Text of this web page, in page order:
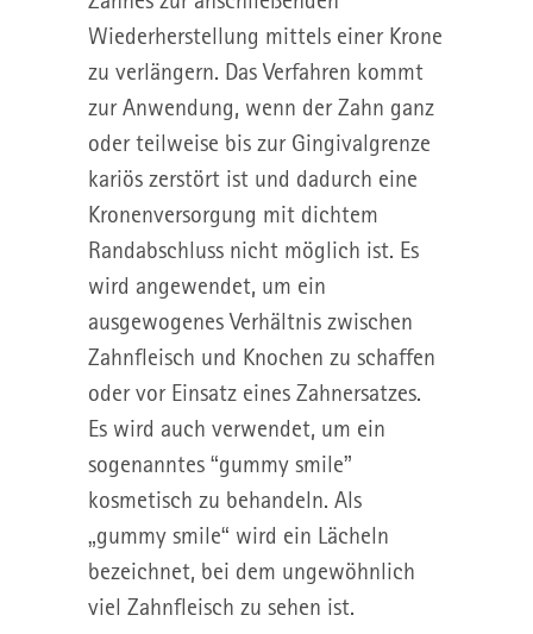
Wiederherstellung mittels einer Krone
zu verlängern. Das Verfahren kommt
zur Anwendung, wenn der Zahn ganz
oder teilweise bis zur Gingivalgrenze
kariös zerstört ist und dadurch eine
Kronenversorgung mit dichtem
Randabschluss nicht möglich ist. Es
wird angewendet, um ein
ausgewogenes Verhältnis zwischen
Zahnfleisch und Knochen zu schaffen
oder vor Einsatz eines Zahnersatzes.
Es wird auch verwendet, um ein
sogenanntes “gummy smile”
kosmetisch zu behandeln. Als
„gummy smile“ wird ein Lächeln
bezeichnet, bei dem ungewöhnlich
viel Zahnfleisch zu sehen ist.